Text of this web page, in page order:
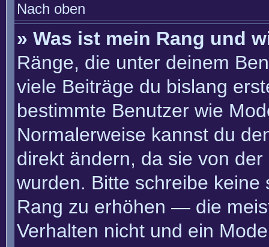
Nach oben
» Was ist mein Rang und
Ränge, die unter deinem
viele Beiträge du bislang
bestimmte Benutzer wie
Normalerweise kannst du
direkt ändern, da sie von
wurden. Bitte schreibe
Rang zu erhöhen — die
Verhalten nicht und ein